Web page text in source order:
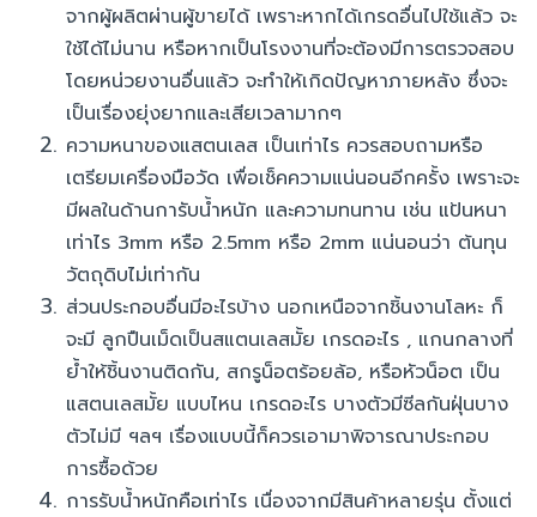
จากผู้ผลิตผ่านผู้ขายได้ เพราะหากได้เกรดอื่นไปใช้แล้ว จะ
ใช้ได้ไม่นาน หรือหากเป็นโรงงานที่จะต้องมีการตรวจสอบ
โดยหน่วยงานอื่นแล้ว จะทำให้เกิดปัญหาภายหลัง ซึ่งจะ
เป็นเรื่องยุ่งยากและเสียเวลามากๆ
ความหนาของแสตนเลส เป็นเท่าไร ควรสอบถามหรือ
เตรียมเครื่องมือวัด เพื่อเช็คความแน่นอนอีกครั้ง เพราะจะ
มีผลในด้านการับน้ำหนัก และความทนทาน เช่น แป้นหนา
เท่าไร 3mm หรือ 2.5mm หรือ 2mm แน่นอนว่า ต้นทุน
วัตถุดิบไม่เท่ากัน
ส่วนประกอบอื่นมีอะไรบ้าง นอกเหนือจากชิ้นงานโลหะ ก็
จะมี ลูกปืนเม็ดเป็นสแตนเลสมั้ย เกรดอะไร , แกนกลางที่
ย้ำให้ชิ้นงานติดกัน, สกรูน็อตร้อยล้อ, หรือหัวน็อต เป็น
แสตนเลสมั้ย แบบไหน เกรดอะไร บางตัวมีซีลกันฝุ่นบาง
ตัวไม่มี ฯลฯ เรื่องแบบนี้ก็ควรเอามาพิจารณาประกอบ
การซื้อด้วย
การรับน้ำหนักคือเท่าไร เนื่องจากมีสินค้าหลายรุ่น ตั้งแต่